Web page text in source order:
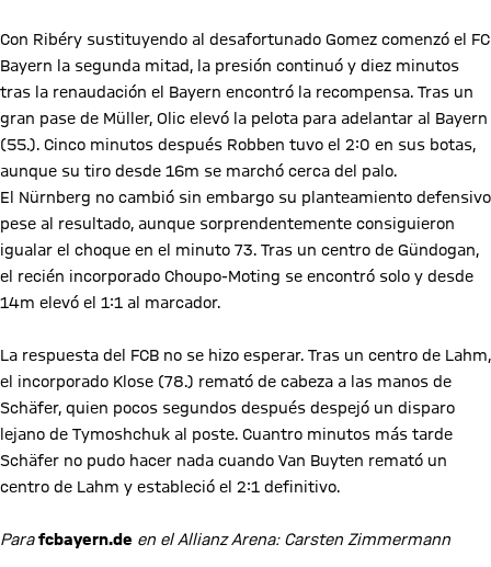
Con Ribéry sustituyendo al desafortunado Gomez comenzó el FC
Bayern la segunda mitad, la presión continuó y diez minutos
tras la renaudación el Bayern encontró la recompensa. Tras un
gran pase de Müller, Olic elevó la pelota para adelantar al Bayern
(55.). Cinco minutos después Robben tuvo el 2:0 en sus botas,
aunque su tiro desde 16m se marchó cerca del palo.
El Nürnberg no cambió sin embargo su planteamiento defensivo
pese al resultado, aunque sorprendentemente consiguieron
igualar el choque en el minuto 73. Tras un centro de Gündogan,
el recién incorporado Choupo-Moting se encontró solo y desde
14m elevó el 1:1 al marcador.
La respuesta del FCB no se hizo esperar. Tras un centro de Lahm,
el incorporado Klose (78.) remató de cabeza a las manos de
Schäfer, quien pocos segundos después despejó un disparo
lejano de Tymoshchuk al poste. Cuantro minutos más tarde
Schäfer no pudo hacer nada cuando Van Buyten remató un
centro de Lahm y estableció el 2:1 definitivo.
Para fcbayern.de en el Allianz Arena: Carsten Zimmermann